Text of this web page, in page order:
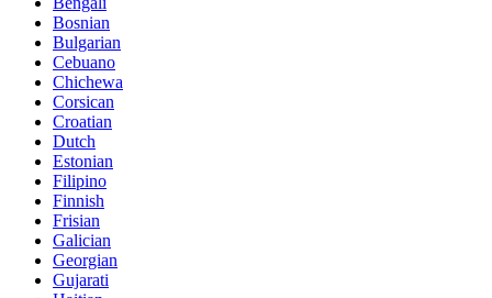
Bosnian
Bulgarian
Cebuano
Chichewa
Corsican
Croatian
Dutch
Estonian
Filipino
Finnish
Frisian
Galician
Georgian
Gujarati